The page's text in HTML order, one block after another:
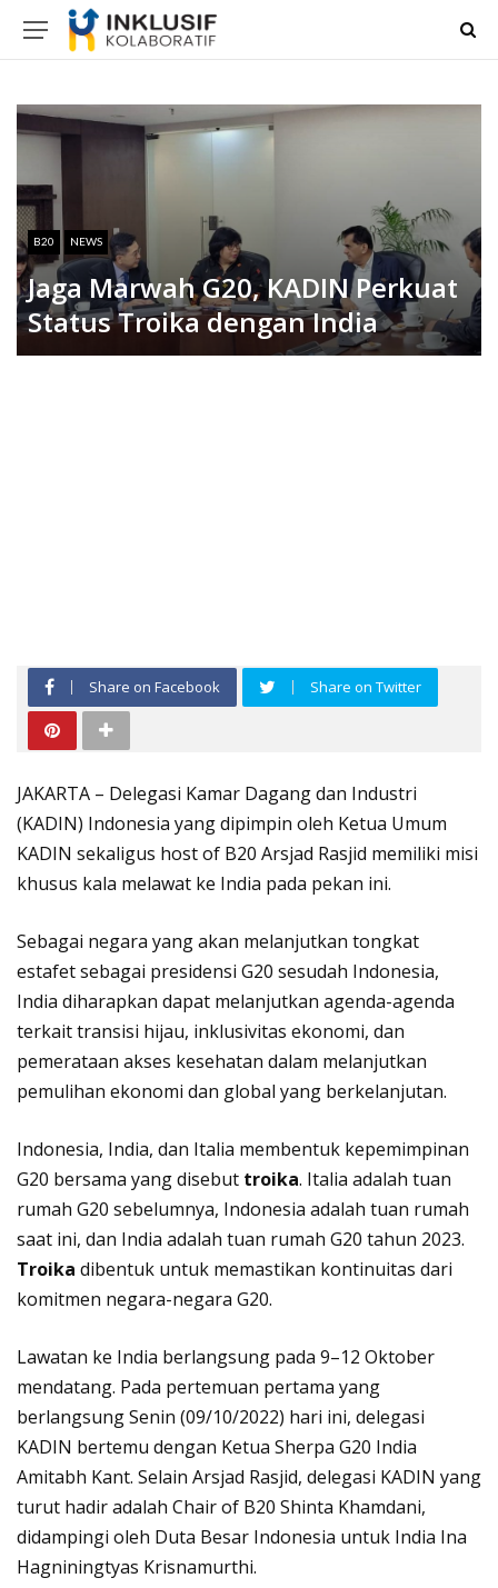
B20 NEWS
Jaga Marwah G20, KADIN Perkuat
Status Troika dengan India
Share on Facebook Share on Twitter
JAKARTA – Delegasi Kamar Dagang dan Industri
(KADIN) Indonesia yang dipimpin oleh Ketua Umum
KADIN sekaligus host of B20 Arsjad Rasjid memiliki misi
khusus kala melawat ke India pada pekan ini.
Sebagai negara yang akan melanjutkan tongkat
estafet sebagai presidensi G20 sesudah Indonesia,
India diharapkan dapat melanjutkan agenda-agenda
terkait transisi hijau, inklusivitas ekonomi, dan
pemerataan akses kesehatan dalam melanjutkan
pemulihan ekonomi dan global yang berkelanjutan.
Indonesia, India, dan Italia membentuk kepemimpinan
G20 bersama yang disebut troika. Italia adalah tuan
rumah G20 sebelumnya, Indonesia adalah tuan rumah
saat ini, dan India adalah tuan rumah G20 tahun 2023.
Troika dibentuk untuk memastikan kontinuitas dari
komitmen negara-negara G20.
Lawatan ke India berlangsung pada 9–12 Oktober
mendatang. Pada pertemuan pertama yang
berlangsung Senin (09/10/2022) hari ini, delegasi
KADIN bertemu dengan Ketua Sherpa G20 India
Amitabh Kant. Selain Arsjad Rasjid, delegasi KADIN yang
turut hadir adalah Chair of B20 Shinta Khamdani,
didampingi oleh Duta Besar Indonesia untuk India Ina
Hagniningtyas Krisnamurthi.